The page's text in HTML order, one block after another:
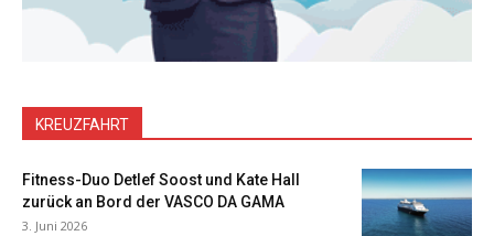
KREUZFAHRT
Fitness-Duo Detlef Soost und Kate Hall
zurück an Bord der VASCO DA GAMA
3. Juni 2026